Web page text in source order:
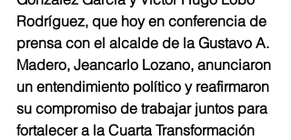
Rodríguez, que hoy en conferencia de
prensa con el alcalde de la Gustavo A.
Madero, Jeancarlo Lozano, anunciaron
un entendimiento político y reafirmaron
su compromiso de trabajar juntos para
fortalecer a la Cuarta Transformación